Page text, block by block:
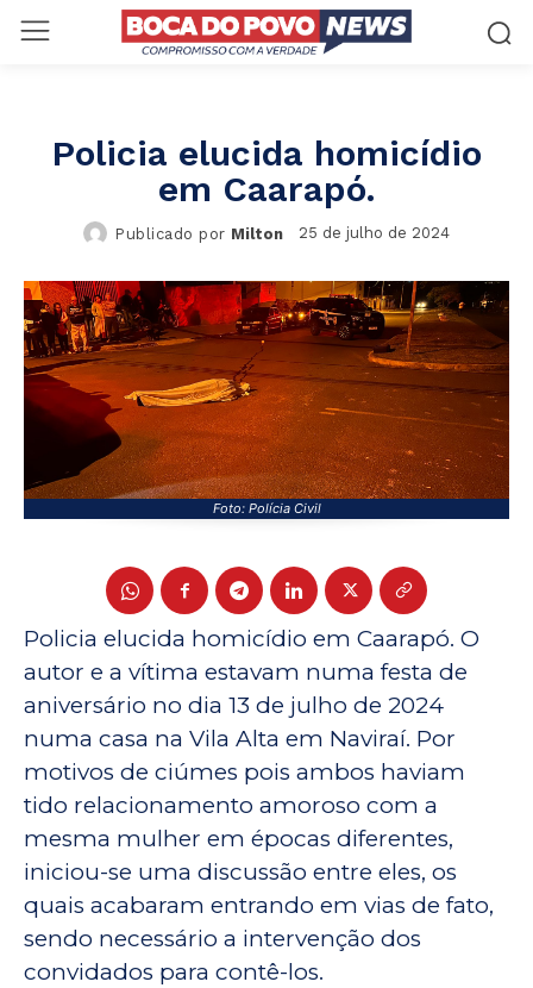
Policia elucida homicídio
em Caarapó.
Publicado por Milton 25 de julho de 2024
Foto: Polícia Civil
Policia elucida homicídio em Caarapó. O
autor e a vítima estavam numa festa de
aniversário no dia 13 de julho de 2024
numa casa na Vila Alta em Naviraí. Por
motivos de ciúmes pois ambos haviam
tido relacionamento amoroso com a
mesma mulher em épocas diferentes,
iniciou-se uma discussão entre eles, os
quais acabaram entrando em vias de fato,
sendo necessário a intervenção dos
convidados para contê-los.